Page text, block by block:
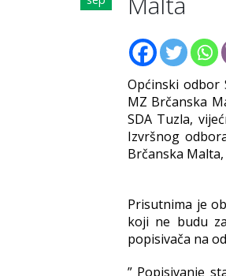
Općinski odbor
MZ Brčanska
SDA Tuzla,
Izvršnog
Brčanska
Prisutnima je
koji ne budu
popisivača na
” Popisivanje